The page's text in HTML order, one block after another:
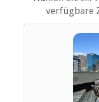
Privater Pool
Rauchen: nicht
Tee- und
Elevators
Klimaanlage
verfügbare